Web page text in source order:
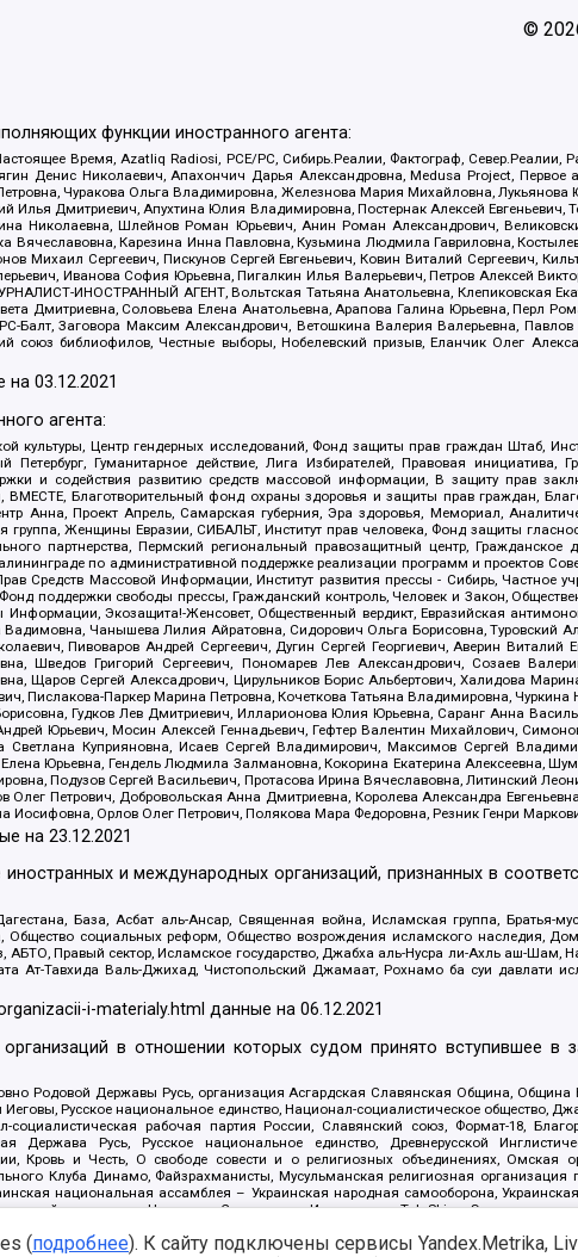
©
функции иностранного агента:
Время, Azatliq Radiosi, PCE/PC, Сибирь.Реалии, Фактограф, Север.Реалии,
Денис Николаевич, Апахончич Дарья Александровна, Medusa Project,
Чуракова Ольга Владимировна, Железнова Мария Михайловна, Лукьянова
Илья Дмитриевич, Апухтина Юлия Владимировна, Постернак Алексей
Николаевна, Шлейнов Роман Юрьевич, Анин Роман Александрович,
Вячеславовна, Карезина Инна Павловна, Кузьмина Людмила Гавриловна,
Сергеевич, Пискунов Сергей Евгеньевич, Ковин Виталий Сергеевич,
Иванова София Юрьевна, Пигалкин Илья Валерьевич, Петров Алексей
ИНОСТРАННЫЙ АГЕНТ, Вольтская Татьяна Анатольевна, Клепиковская
Дмитриевна, Соловьева Елена Анатольевна, Арапова Галина Юрьевна, Перл
Заговора Максим Александрович, Ветошкина Валерия Валерьевна,
союз библиофилов, Честные выборы, Нобелевский призыв, Еланчик Олег
на03.12.2021
агента:
культуры, Центр гендерных исследований, Фонд защиты прав граждан Штаб,
Гуманитарное действие, Лига Избирателей, Правовая инициатива,
и содействия развитию средств массовой информации, В защиту прав
ВМЕСТЕ, Благотворительный фонд охраны здоровья и защиты прав граждан,
Анна, Проект Апрель, Самарская губерния, Эра здоровья, Мемориал,
Женщины Евразии, СИБАЛЬТ, Институт прав человека, Фонд защиты
партнерства, Пермский региональный правозащитный центр, Гражданское
по административной поддержке реализации программ и проектов
Средств Массовой Информации, Институт развития прессы - Сибирь, Частное
поддержки свободы прессы, Гражданский контроль, Человек и Закон,
Экозащита!-Женсовет, Общественный вердикт, Евразийская
Чанышева Лилия Айратовна, Сидорович Ольга Борисовна, Туровский
Пивоваров Андрей Сергеевич, Дугин Сергей Георгиевич, Аверин Виталий
Шведов Григорий Сергеевич, Пономарев Лев Александрович, Созаев
Щаров Сергей Алексадрович, Цирульников Борис Альбертович, Халидова
Пислакова-Паркер Марина Петровна, Кочеткова Татьяна Владимировна,
Гудков Лев Дмитриевич, Илларионова Юлия Юрьевна, Саранг Анна
Юрьевич, Мосин Алексей Геннадьевич, Гефтер Валентин Михайлович,
Куприяновна, Исаев Сергей Владимирович, Максимов Сергей
Юрьевна, Гендель Людмила Залмановна, Кокорина Екатерина Алексеевна,
Подузов Сергей Васильевич, Протасова Ирина Вячеславовна, Литинский
Петрович, Добровольская Анна Дмитриевна, Королева Александра
Орлов Олег Петрович, Полякова Мара Федоровна, Резник Генри
на23.12.2021
и международных организаций, признанных в
База, Асбат аль-Ансар, Священная война, Исламская группа, Братья-
Общество социальных реформ, Общество возрождения исламского
АБТО, Правый сектор, Исламское государство, Джабха аль-Нусра ли-Ахль аш-
Тавхида Валь-Джихад, Чистопольский Джамаат, Рохнамо ба суи давлати
i-materialy.html данные на06.12.2021
в отношении которых судом принято вступившее в
Родовой Державы Русь, организация Асгардская Славянская Община,
Русское национальное единство, Национал-социалистическое общество,
рабочая партия России, Славянский союз, Формат-18,
Держава Русь, Русское национальное единство, Древнерусской
Кровь и Честь, О свободе совести и о религиозных объединениях, Омская
Клуба Динамо, Файзрахманисты, Мусульманская религиозная
национальная ассамблея – Украинская народная самооборона,
инглиизма, Народная Социальная Инициатива, TulaSkins,
16, Независимость, Фирма, Молодежная правозащитная группа МПГ, Курсом
(подробнее). К сайту подключены сервисы Yandex.Metrika,